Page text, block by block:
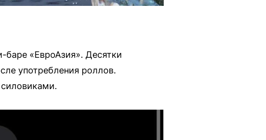
баре «ЕвроАзия». Десятки
употребления роллов.
силовиками.